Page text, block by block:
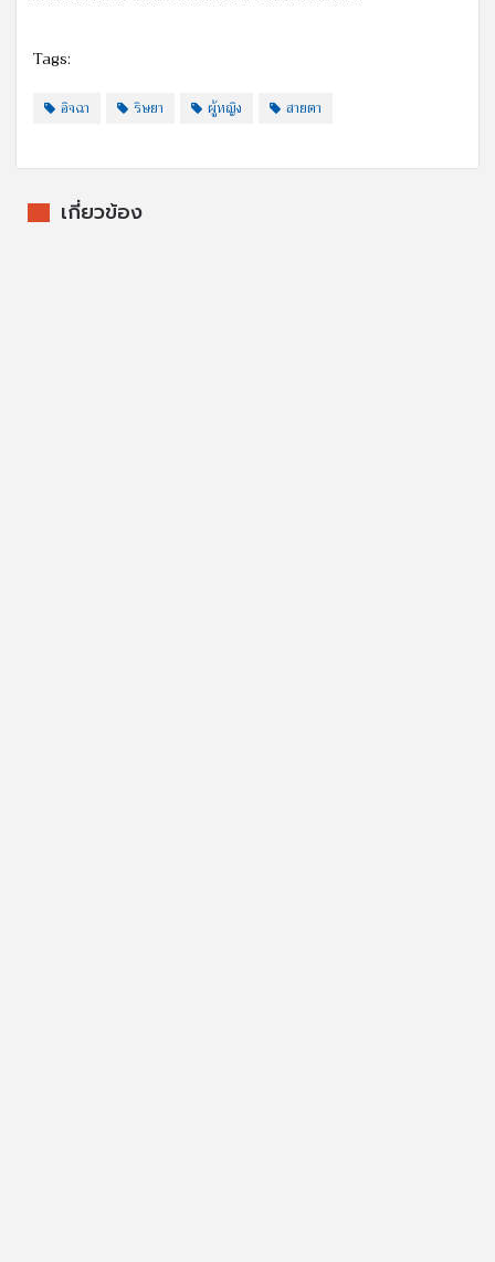
Tags:
อิจฉา ริษยา ผู้หญิง สายตา
เกี่ยวข้อง